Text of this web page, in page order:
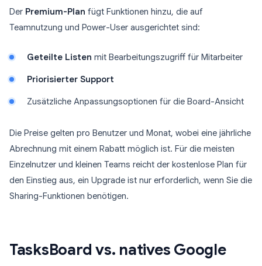
Der Premium-Plan fügt Funktionen hinzu, die auf
Teamnutzung und Power-User ausgerichtet sind:
Geteilte Listen mit Bearbeitungszugriff für Mitarbeiter
Priorisierter Support
Zusätzliche Anpassungsoptionen für die Board-Ansicht
Die Preise gelten pro Benutzer und Monat, wobei eine jährliche
Abrechnung mit einem Rabatt möglich ist. Für die meisten
Einzelnutzer und kleinen Teams reicht der kostenlose Plan für
den Einstieg aus, ein Upgrade ist nur erforderlich, wenn Sie die
Sharing-Funktionen benötigen.
TasksBoard vs. natives Google